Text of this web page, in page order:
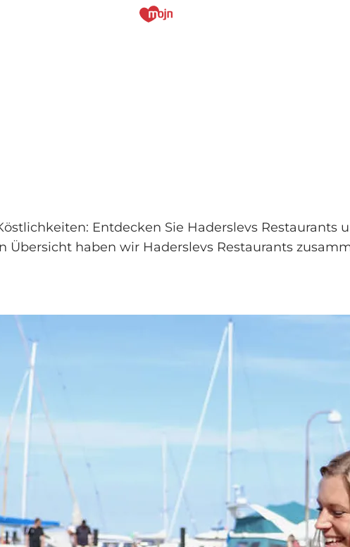
Entdecken Sie Haderslevs Restaurants
Übersicht haben wir Haderslevs Restaurants